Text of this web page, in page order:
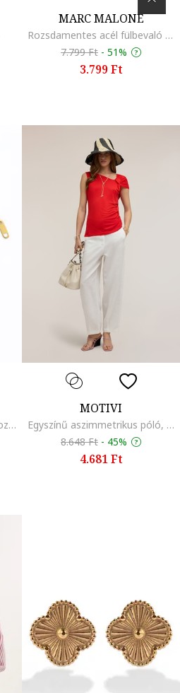
MARC MALONE
Rozsdamentes acél fülbevaló szív alakú részlettel, Ezüstszín
7.799 Ft - 51%
3.799 Ft
18 karátos aranybevonatú rozsdamentes acél karkötő virág alakú charmokkal, Aranyszín/Ezüstszín
MOTIVI
Egyszínű aszimmetrikus póló, Élénkpiros
8.648 Ft - 45%
4.681 Ft